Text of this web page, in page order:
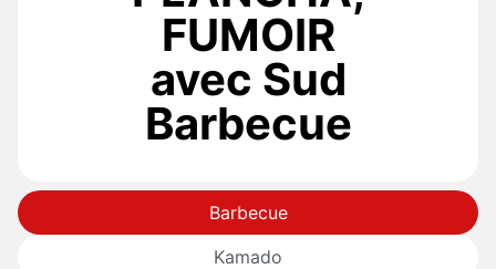
FUMOIR
avec Sud
Barbecue
Barbecue
Kamado